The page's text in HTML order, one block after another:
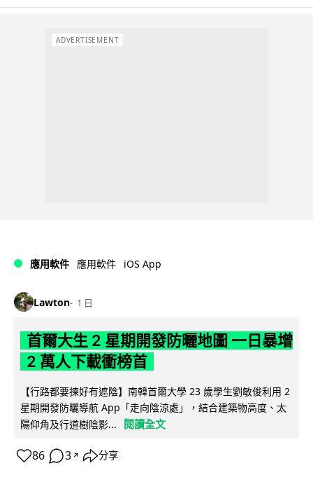
ADVERTISEMENT
應用軟件 應用軟件 iOS App
Lawton 1 日
首爾大生 2 星期開發防曬地圖 一日暴增
2 萬人下載衝榜首
【行路都要揀好有遮陰】南韓首爾大學 23 歲學生劉敏俊利用 2
星期開發防曬導航 App「走向陰涼處」，結合建築物高度、太
陽仰角及行道樹陰影...
閱讀全文
86 3 ↗ 分享